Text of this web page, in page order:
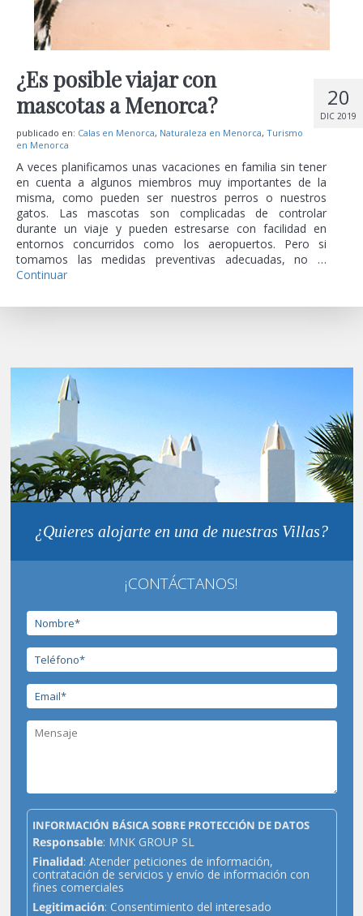
20
DIC 2019
¿Es posible viajar con
mascotas a Menorca?
publicado en: Calas en Menorca, Naturaleza en Menorca, Turismo
en Menorca
A veces planificamos unas vacaciones en familia sin tener
en cuenta a algunos miembros muy importantes de la
misma, como pueden ser nuestros perros o nuestros
gatos. Las mascotas son complicadas de controlar
durante un viaje y pueden estresarse con facilidad en
entornos concurridos como los aeropuertos. Pero si
tomamos las medidas preventivas adecuadas, no …
Continuar
¿Quieres alojarte en una de nuestras Villas?
¡CONTÁCTANOS!
INFORMACIÓN BÁSICA SOBRE PROTECCIÓN DE DATOS
Responsable: MNK GROUP SL
Finalidad: Atender peticiones de información,
contratación de servicios y envío de información con
fines comerciales
Legitimación: Consentimiento del interesado